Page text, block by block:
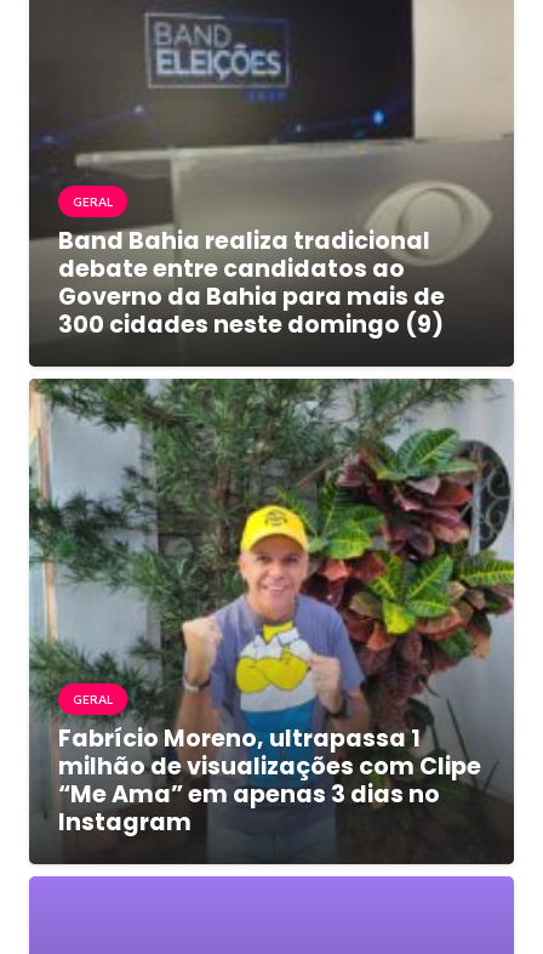
GERAL
Band Bahia realiza tradicional
debate entre candidatos ao
Governo da Bahia para mais de
300 cidades neste domingo (9)
GERAL
Fabrício Moreno, ultrapassa 1
milhão de visualizações com Clipe
“Me Ama” em apenas 3 dias no
Instagram